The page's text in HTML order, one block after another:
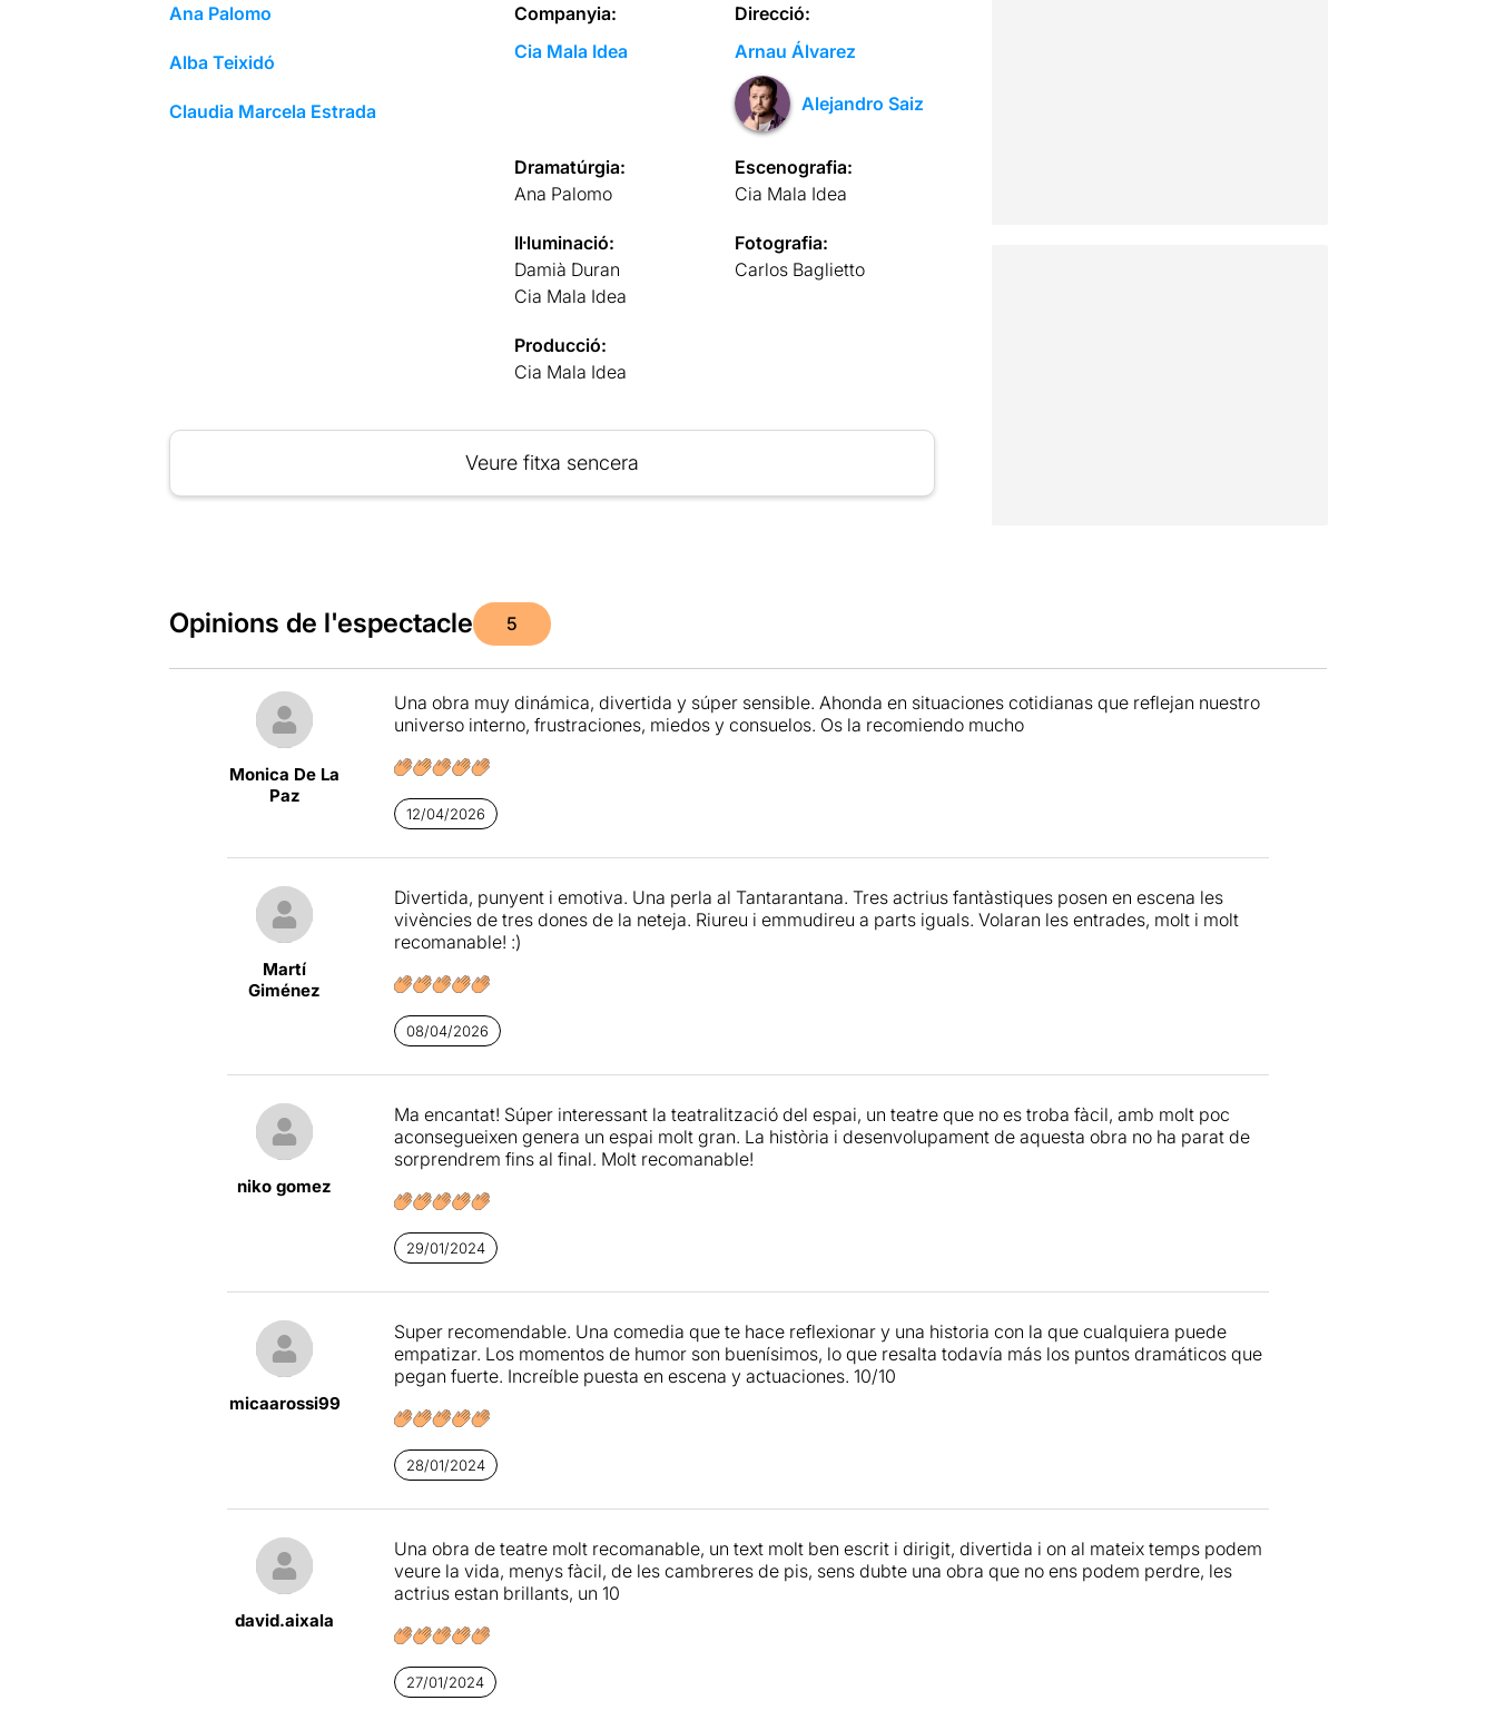
Ana Palomo
Alba Teixidó
Claudia Marcela Estrada
Companyia:
Cia Mala Idea
Direcció:
Arnau Álvarez
Alejandro Saiz
Dramatúrgia:
Ana Palomo
Escenografia:
Cia Mala Idea
Il·luminació:
Damià Duran
Cia Mala Idea
Fotografia:
Carlos Baglietto
Producció:
Cia Mala Idea
Veure fitxa sencera
Opinions de l'espectacle 5
Monica De La
Paz
Una obra muy dinámica, divertida y súper sensible. Ahonda en situaciones cotidianas que reflejan nuestro
universo interno, frustraciones, miedos y consuelos. Os la recomiendo mucho
12/04/2026
Martí
Giménez
Divertida, punyent i emotiva. Una perla al Tantarantana. Tres actrius fantàstiques posen en escena les
vivències de tres dones de la neteja. Riureu i emmudireu a parts iguals. Volaran les entrades, molt i molt
recomanable! :)
08/04/2026
niko gomez
Ma encantat! Súper interessant la teatralització del espai, un teatre que no es troba fàcil, amb molt poc
aconsegueixen genera un espai molt gran. La història i desenvolupament de aquesta obra no ha parat de
sorprendrem fins al final. Molt recomanable!
29/01/2024
micaarossi99
Super recomendable. Una comedia que te hace reflexionar y una historia con la que cualquiera puede
empatizar. Los momentos de humor son buenísimos, lo que resalta todavía más los puntos dramáticos que
pegan fuerte. Increíble puesta en escena y actuaciones. 10/10
28/01/2024
david.aixala
Una obra de teatre molt recomanable, un text molt ben escrit i dirigit, divertida i on al mateix temps podem
veure la vida, menys fàcil, de les cambreres de pis, sens dubte una obra que no ens podem perdre, les
actrius estan brillants, un 10
27/01/2024